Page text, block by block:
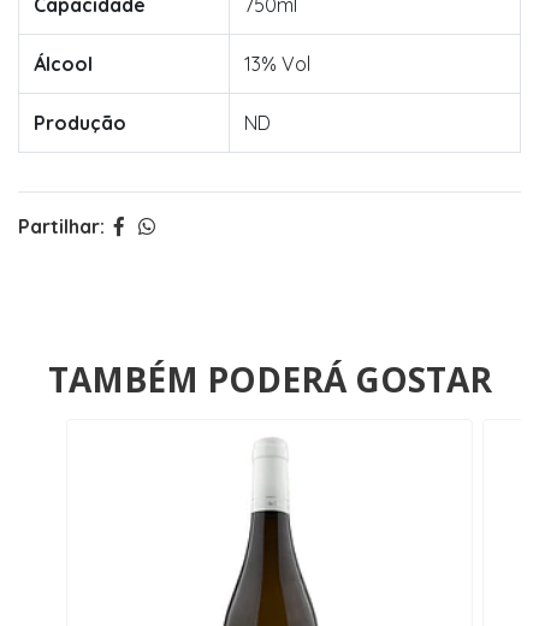
Capacidade 750ml
Álcool 13% Vol
Produção ND
Partilhar:
TAMBÉM PODERÁ GOSTAR